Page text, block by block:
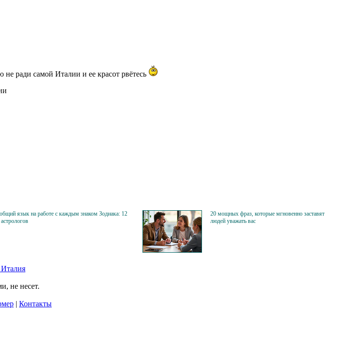
ради самой Италии и ее красот рвётесь
язык на работе с каждым знаком Зодиака: 12
20 мощных фраз, которые мгновенно заставят
людей уважать вас
не несет.
| Контакты